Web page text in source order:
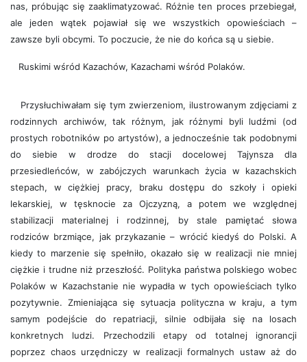
nas, próbując się zaaklimatyzować. Różnie ten proces przebiegał,
ale jeden wątek pojawiał się we wszystkich opowieściach –
zawsze byli obcymi. To poczucie, że nie do końca są u siebie.
Ruskimi wśród Kazachów, Kazachami wśród Polaków.
Przysłuchiwałam się tym zwierzeniom, ilustrowanym zdjęciami z
rodzinnych archiwów, tak różnym, jak różnymi byli ludźmi (od
prostych robotników po artystów), a jednocześnie tak podobnymi
do siebie w drodze do stacji docelowej Tajynsza dla
przesiedleńców, w zabójczych warunkach życia w kazachskich
stepach, w ciężkiej pracy, braku dostępu do szkoły i opieki
lekarskiej, w tęsknocie za Ojczyzną, a potem we względnej
stabilizacji materialnej i rodzinnej, by stale pamiętać słowa
rodziców brzmiące, jak przykazanie – wrócić kiedyś do Polski. A
kiedy to marzenie się spełniło, okazało się w realizacji nie mniej
ciężkie i trudne niż przeszłość. Polityka państwa polskiego wobec
Polaków w Kazachstanie nie wypadła w tych opowieściach tylko
pozytywnie. Zmieniająca się sytuacja polityczna w kraju, a tym
samym podejście do repatriacji, silnie odbijała się na losach
konkretnych ludzi. Przechodzili etapy od totalnej ignorancji
poprzez chaos urzędniczy w realizacji formalnych ustaw aż do